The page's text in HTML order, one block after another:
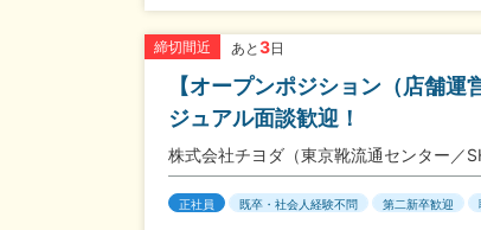
締切間近 あと 3日
【オープンポジション（店舗
ジュアル面談歓迎！
株式会社チヨダ（東京靴流通センター／
正社員 既卒・社会人経験不問 第二新卒歓迎